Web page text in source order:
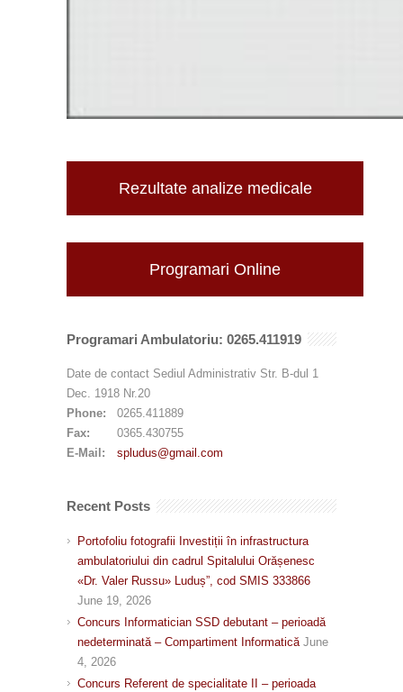
Rezultate analize medicale
Programari Online
Programari Ambulatoriu: 0265.411919
Date de contact Sediul Administrativ Str. B-dul 1
Dec. 1918 Nr.20
Phone:
0265.411889
Fax:
0365.430755
E-Mail:
spludus@gmail.com
Recent Posts
Portofoliu fotografii Investiții în infrastructura
ambulatoriului din cadrul Spitalului Orășenesc
«Dr. Valer Russu» Luduș”, cod SMIS 333866
June 19, 2026
Concurs Informatician SSD debutant – perioadă
nedeterminată – Compartiment Informatică June
4, 2026
Concurs Referent de specialitate II – perioada